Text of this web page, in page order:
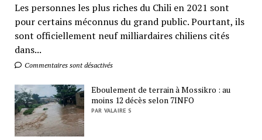
Les personnes les plus riches du Chili en 2021 sont
pour certains méconnus du grand public. Pourtant, ils
sont officiellement neuf milliardaires chiliens cités
dans...
Commentaires sont désactivés
Eboulement de terrain à Mossikro : au
moins 12 décès selon 7INFO
PAR VALAIRE S